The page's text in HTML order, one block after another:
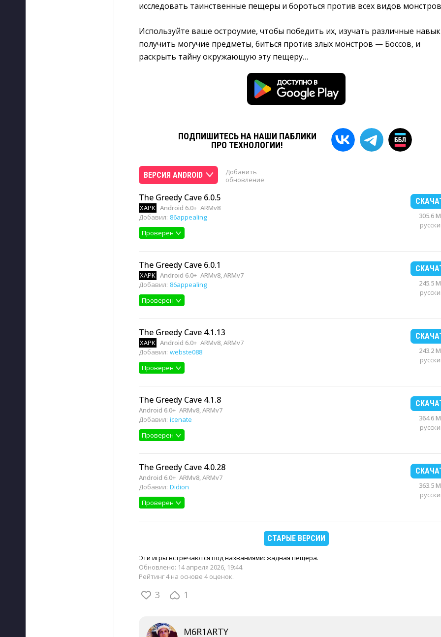
исследовать таинственные пещеры и бороться против всех видов
Используйте ваше остроумие, чтобы победить их, изучать различные
получить могучие предметы, биться против злых монстров — Боссов, и
раскрыть тайну окружающую эту пещеру…
ПОДПИШИТЕСЬ НА НАШИ ПАБЛИКИ
ПРО ТЕХНОЛОГИИ!
ВЕРСИЯ ANDROID
Добавить
обновление
The Greedy Cave 6.0.5
XAPK Android 6.0+ ARMv8
Добавил: 86appealing
Проверен
305.6
The Greedy Cave 6.0.1
XAPK Android 6.0+ ARMv8, ARMv7
Добавил: 86appealing
Проверен
245.5
The Greedy Cave 4.1.13
XAPK Android 6.0+ ARMv8, ARMv7
Добавил: webste088
Проверен
243.2
The Greedy Cave 4.1.8
Android 6.0+ ARMv8, ARMv7
Добавил: icenate
Проверен
364.6
The Greedy Cave 4.0.28
Android 6.0+ ARMv8, ARMv7
Добавил: Didion
Проверен
363.5
СТАРЫЕ ВЕРСИИ
Эти игры встречаются под названиями: жадная пещера.
Обновлено: 14 апреля 2026, 19:44.
Рейтинг 4 на основе 4 оценок.
3 1
M6R1ARTY